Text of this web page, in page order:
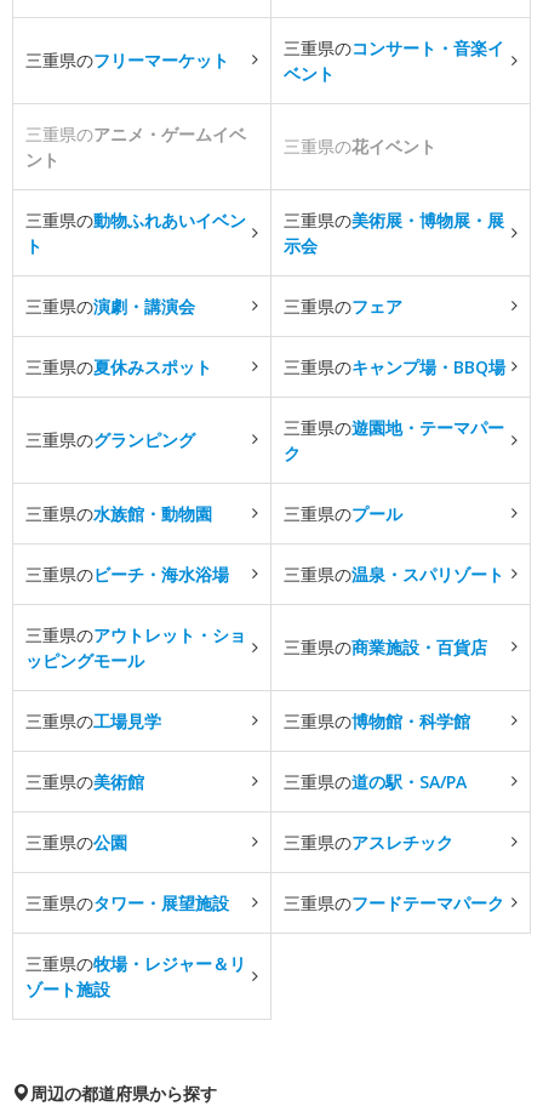
三重県のフリーマーケット
三重県のコンサート・音楽イ
ベント
三重県のアニメ・ゲームイベ
ント
三重県の花イベント
三重県の動物ふれあいイベン
ト
三重県の美術展・博物展・展
示会
三重県の演劇・講演会 三重県のフェア
三重県の夏休みスポット 三重県のキャンプ場・BBQ場
三重県のグランピング
三重県の遊園地・テーマパー
ク
三重県の水族館・動物園 三重県のプール
三重県のビーチ・海水浴場 三重県の温泉・スパリゾート
三重県のアウトレット・ショ
ッピングモール
三重県の商業施設・百貨店
三重県の工場見学 三重県の博物館・科学館
三重県の美術館 三重県の道の駅・SA/PA
三重県の公園 三重県のアスレチック
三重県のタワー・展望施設 三重県のフードテーマパーク
三重県の牧場・レジャー＆リ
ゾート施設
周辺の都道府県から探す